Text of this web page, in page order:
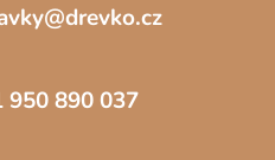
@drevko.cz
950 890 037